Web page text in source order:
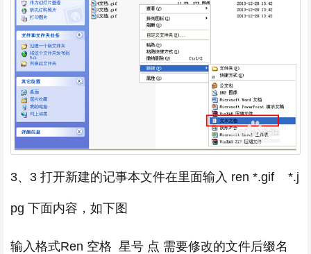
3、3 打开新建的记事本文件在里面输入 ren *.gif *.j
pg 下面内容，如下图
输入格式Ren 空格 星号 点 需要修改的文件后缀名